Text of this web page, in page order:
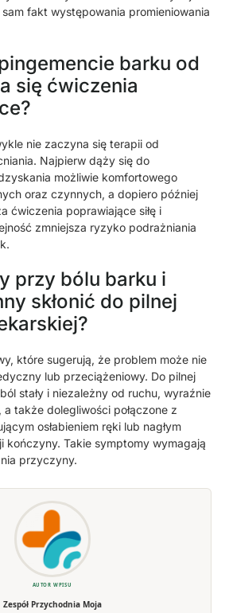
fakt występowania promieniowania
barku od
się ćwiczenia
nie zaczyna się terapii od
Najpierw dąży się do
możliwie komfortowego
oraz czynnych, a dopiero później
ćwiczenia poprawiające siłę i
zmniejsza ryzyko podrażniania
przy bólu barku i
skłonić do pilnej
które sugerują, że problem może nie
lub przeciążeniowy. Do pilnej
stały i niezależny od ruchu, wyraźnie
a także dolegliwości połączone z
osłabieniem ręki lub nagłym
kończyny. Takie symptomy wymagają
przyczyny.
AUTOR WPISU
Zespół Przychodnia Moja